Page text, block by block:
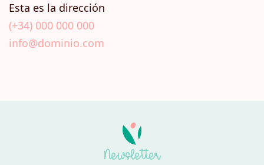
Esta es la dirección
(+34) 000 000 000
info@dominio.com
Newsletter